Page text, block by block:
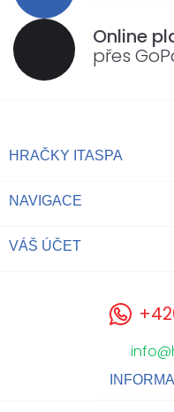
Online
přes
HRAČKY ITASPA
NAVIGACE
VÁŠ ÚČET